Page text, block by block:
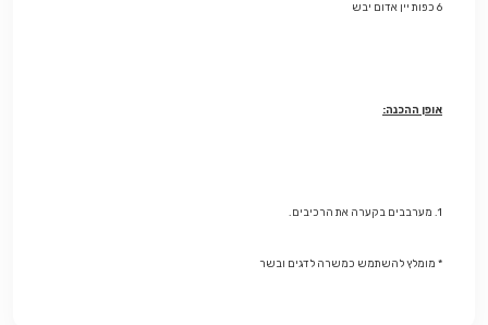
6 כפות יין אדום יבש
אופן ההכנה:
1. מערבבים בקערה את הרכיבים.
* מומלץ להשתמש כמשרה לדגים ובשר